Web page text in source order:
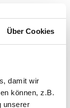
Über Cookies
damit wir
können, z.B.
unserer